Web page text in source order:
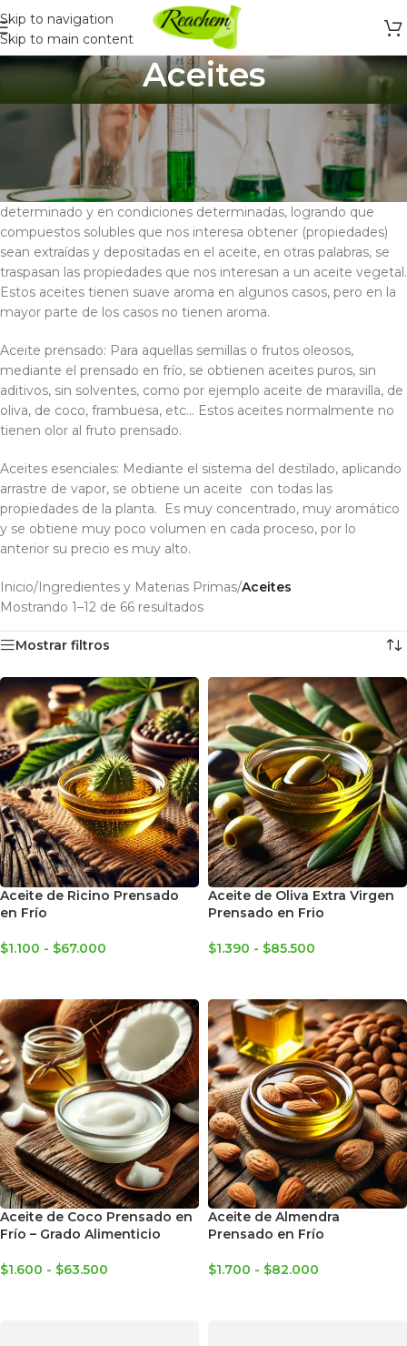
Skip to navigation
Skip to main content
Aceites
Hay diferentes formas de obtener el aceite de un producto
Aceite macerado: Utilizando un aceite prensado vegetal como
vehículo o extractante, se deja en reposo por un período
determinado y en condiciones determinadas, logrando que
compuestos solubles que nos interesa obtener (propiedades)
sean extraídas y depositadas en el aceite, en otras palabras, se
traspasan las propiedades que nos interesan a un aceite vegetal.
Estos aceites tienen suave aroma en algunos casos, pero en la
mayor parte de los casos no tienen aroma.
Aceite prensado: Para aquellas semillas o frutos oleosos,
mediante el prensado en frío, se obtienen aceites puros, sin
aditivos, sin solventes, como por ejemplo aceite de maravilla, de
oliva, de coco, frambuesa, etc… Estos aceites normalmente no
tienen olor al fruto prensado.
Aceites esenciales: Mediante el sistema del destilado, aplicando
arrastre de vapor, se obtiene un aceite con todas las
propiedades de la planta. Es muy concentrado, muy aromático
y se obtiene muy poco volumen en cada proceso, por lo
anterior su precio es muy alto.
Inicio/Ingredientes y Materias Primas/Aceites
Mostrando 1–12 de 66 resultados
Mostrar filtros
Aceite de Ricino Prensado
en Frío
$1.100 - $67.000
Aceite de Oliva Extra Virgen
Prensado en Frio
$1.390 - $85.500
Aceite de Coco Prensado en
Frío – Grado Alimenticio
$1.600 - $63.500
Aceite de Almendra
Prensado en Frío
$1.700 - $82.000